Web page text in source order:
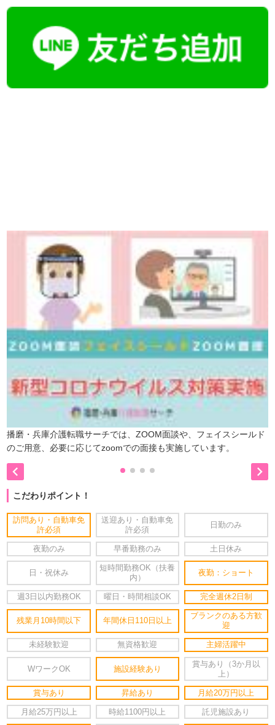
播磨・兵庫介護転職サーチでは、ZOOM面談や、フェイスシールド
のご用意、必要に応じてzoomでの面接も実施しています。
 
こだわりポイント！
訪問あり・自動車免
許必須
送迎あり・自動車免
許必須
日勤のみ
夜勤のみ 早番勤務のみ 土日休み
日・祝休み
短時間勤務OK（扶養
内）
夜勤：ショート
週3日以内勤務OK 曜日・時間相談OK 完全週休2日制
残業月10時間以下 年間休日110日以上
ブランクのある方歓
迎
未経験歓迎 無資格歓迎 主婦活躍中
WワークOK 施設経験あり
賞与あり（3か月以
上）
賞与あり 昇給あり 月給20万円以上
月給25万円以上 時給1100円以上 託児施設あり